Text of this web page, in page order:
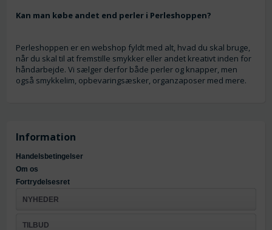
Kan man købe andet end perler i Perleshoppen?
Perleshoppen er en webshop fyldt med alt, hvad du skal bruge,
når du skal til at fremstille smykker eller andet kreativt inden for
håndarbejde. Vi sælger derfor både perler og knapper, men
også smykkelim, opbevaringsæsker, organzaposer med mere.
Information
Handelsbetingelser
Om os
Fortrydelsesret
NYHEDER
TILBUD